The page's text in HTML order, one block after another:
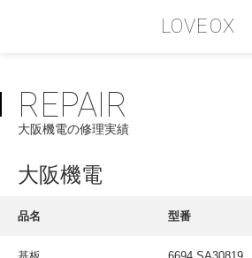
LOVEOX
PHILOSOPHY
フィロソフィー
COMPANY PROFILE
REPAIR
大阪機電の修理実績
大阪機電
品名 型番